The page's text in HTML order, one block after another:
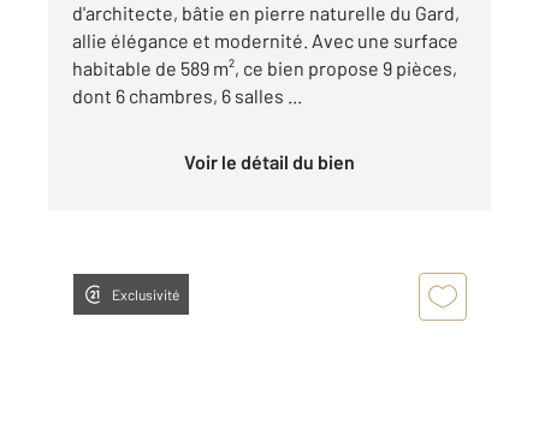
d'architecte, bâtie en pierre naturelle du Gard,
allie élégance et modernité. Avec une surface
habitable de 589 m², ce bien propose 9 pièces,
dont 6 chambres, 6 salles ...
Voir le détail du bien
Exclusivité